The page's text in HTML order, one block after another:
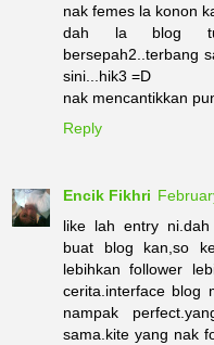
nak femes la konon
dah la blog
bersepah2..terbang
sini...hik3 =D
nak mencantikkan
Reply
Encik Fikhri
like lah entry
buat blog kan,so
lebihkan follower
cerita.interface blog
nampak
sama.kite yang nak